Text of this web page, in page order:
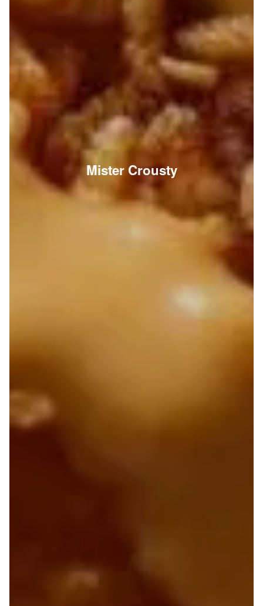
Mister Crousty